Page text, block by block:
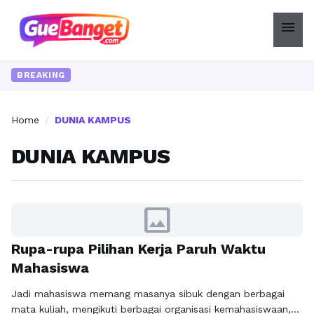
menu
BREAKING
Home / DUNIA KAMPUS
DUNIA KAMPUS
image
Rupa-rupa Pilihan Kerja Paruh Waktu
Mahasiswa
Jadi mahasiswa memang masanya sibuk dengan berbagai
mata kuliah, mengikuti berbagai organisasi kemahasiswaan,